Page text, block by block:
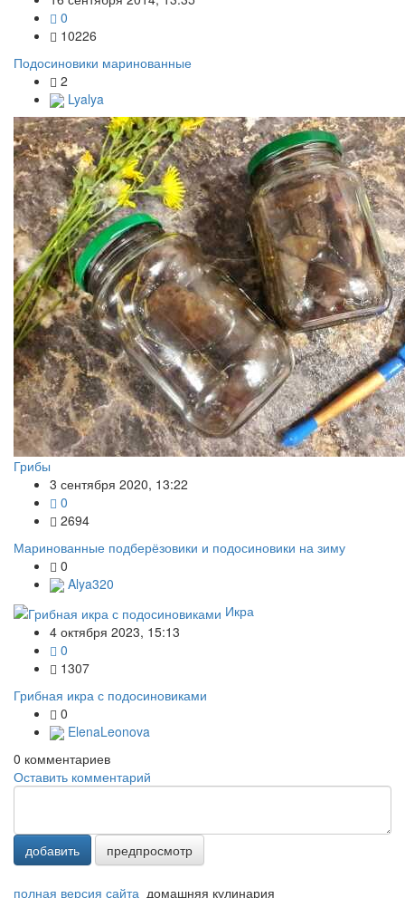
0
10226
Подосиновики маринованные
2
Lyalya
Грибы
3 сентября 2020, 13:22
0
2694
Маринованные подберёзовики и подосиновики на зиму
0
Alya320
Икра
4 октября 2023, 15:13
0
1307
Грибная икра с подосиновиками
0
ElenaLeonova
0 комментариев
Оставить комментарий
добавить предпросмотр
полная версия сайта домашняя кулинария